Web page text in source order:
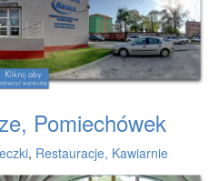
Pomiechówek
, Restauracje, Kawiarnie